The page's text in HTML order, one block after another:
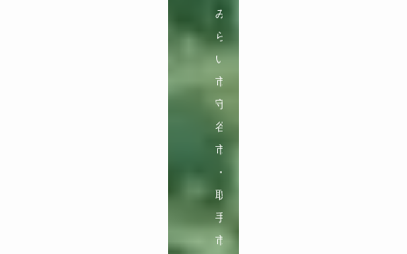
み
ら
い
市
守
谷
市
・
取
手
市